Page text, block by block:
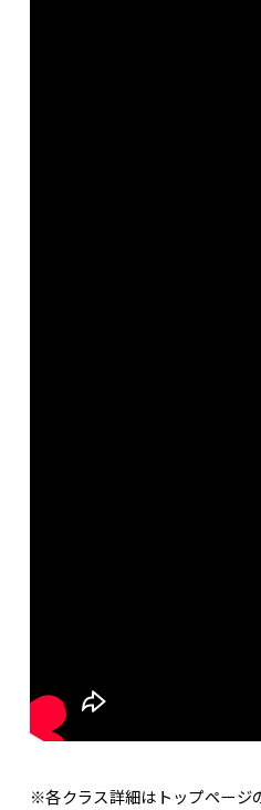
※各クラス詳細はトップページ